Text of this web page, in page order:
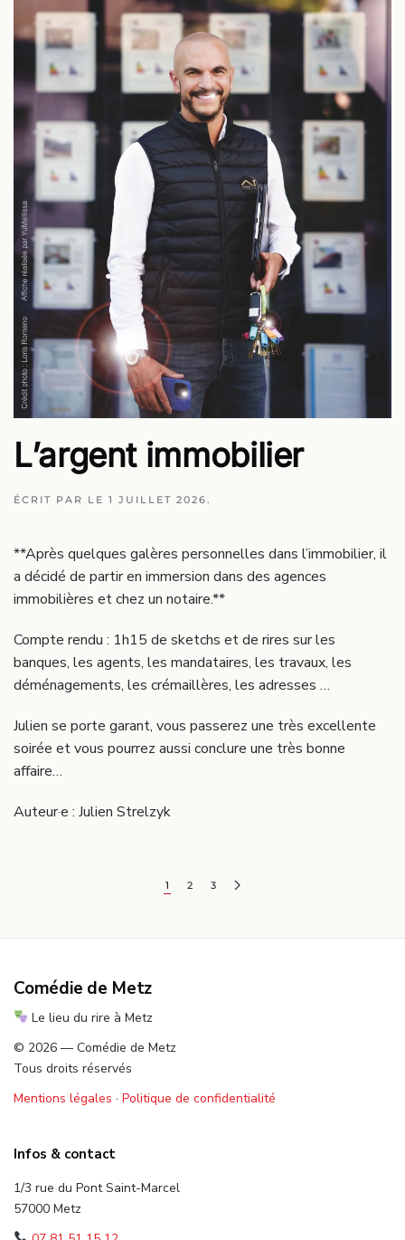
L’argent immobilier
ÉCRIT PAR LE 1 JUILLET 2026 .
**Après quelques galères personnelles dans l’immobilier, il
a décidé de partir en immersion dans des agences
immobilières et chez un notaire.**
Compte rendu : 1h15 de sketchs et de rires sur les
banques, les agents, les mandataires, les travaux, les
déménagements, les crémaillères, les adresses …
Julien se porte garant, vous passerez une très excellente
soirée et vous pourrez aussi conclure une très bonne
affaire…
Auteur·e : Julien Strelzyk
1 2 3
Comédie de Metz
Le lieu du rire à Metz
© 2026 — Comédie de Metz
Tous droits réservés
Mentions légales · Politique de confidentialité
Infos & contact
1/3 rue du Pont Saint-Marcel
57000 Metz